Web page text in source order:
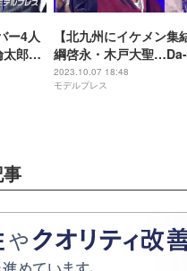
ー4人
郎・
【北九州にイケメン集
綱啓永・木戸大聖
ストも
2023.10.07 18:48
モデルプレス